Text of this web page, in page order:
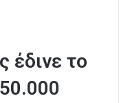
έδινε το